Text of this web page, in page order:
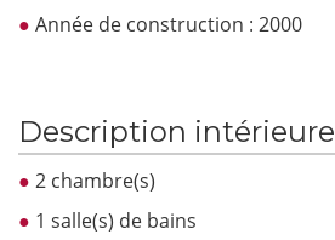
Année de construction : 2000
Description intérieure
2 chambre(s)
1 salle(s) de bains